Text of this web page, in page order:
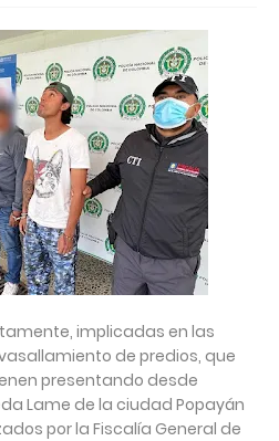
implicadas en las
de predios, que
presentando desde
Lame de la ciudad Popayán
por la Fiscalía General de